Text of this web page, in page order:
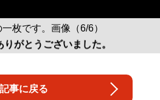
枚です。画像（6/6）
がとうございました。
記事に戻る